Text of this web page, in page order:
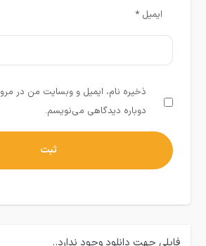
ایمیل*
ذخیره نام، ایمیل و وبسایت من در
دوباره دیدگاهی می‌نویسم.
فایلی جهت دانلود وجود ندارد..